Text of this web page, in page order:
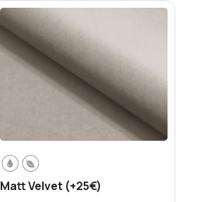
Matt Velvet (+25€)